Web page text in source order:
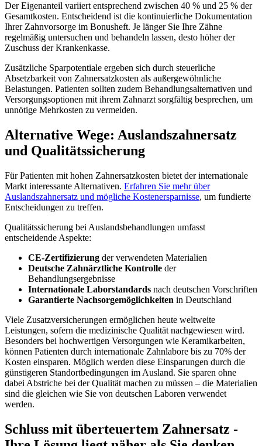
Der Eigenanteil variiert entsprechend zwischen 40 % und 25 % der
Gesamtkosten. Entscheidend ist die kontinuierliche Dokumentation
Ihrer Zahnvorsorge im Bonusheft. Je länger Sie Ihre Zähne
regelmäßig untersuchen und behandeln lassen, desto höher der
Zuschuss der Krankenkasse.
Zusätzliche Sparpotentiale ergeben sich durch steuerliche
Absetzbarkeit von Zahnersatzkosten als außergewöhnliche
Belastungen. Patienten sollten zudem Behandlungsalternativen und
Versorgungsoptionen mit ihrem Zahnarzt sorgfältig besprechen, um
unnötige Mehrkosten zu vermeiden.
Alternative Wege: Auslandszahnersatz
und Qualitätssicherung
Für Patienten mit hohen Zahnersatzkosten bietet der internationale
Markt interessante Alternativen. Erfahren Sie mehr über
Auslandszahnersatz und mögliche Kostenersparnisse, um fundierte
Entscheidungen zu treffen.
Qualitätssicherung bei Auslandsbehandlungen umfasst
entscheidende Aspekte:
CE-Zertifizierung der verwendeten Materialien
Deutsche Zahnärztliche Kontrolle der
Behandlungsergebnisse
Internationale Laborstandards nach deutschen Vorschriften
Garantierte Nachsorgemöglichkeiten in Deutschland
Viele Zusatzversicherungen ermöglichen heute weltweite
Leistungen, sofern die medizinische Qualität nachgewiesen wird.
Besonders bei hochwertigen Versorgungen wie Keramikarbeiten,
können Patienten durch internationale Zahnlabore bis zu 70% der
Kosten einsparen. Möglich werden diese Einsparungen durch die
günstigeren Standortbedingungen im Ausland. Sie sparen ohne
dabei Abstriche bei der Qualität machen zu müssen – die Materialien
sind die gleichen wie Sie von deutschen Laboren verwendet
werden.
Schluss mit überteuertem Zahnersatz -